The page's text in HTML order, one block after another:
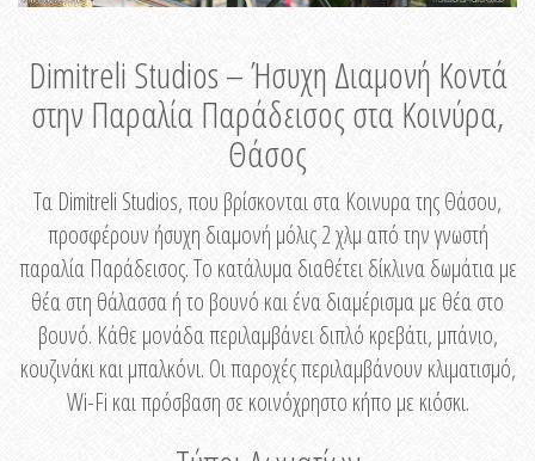
Dimitreli Studios – Ήσυχη Διαμονή Κοντά
στην Παραλία Παράδεισος στα Κοινύρα,
Θάσος
Τα Dimitreli Studios, που βρίσκονται στα Κοινυρα της Θάσου,
προσφέρουν ήσυχη διαμονή μόλις 2 χλμ από την γνωστή
παραλία Παράδεισος. Το κατάλυμα διαθέτει δίκλινα δωμάτια με
θέα στη θάλασσα ή το βουνό και ένα διαμέρισμα με θέα στο
βουνό. Κάθε μονάδα περιλαμβάνει διπλό κρεβάτι, μπάνιο,
κουζινάκι και μπαλκόνι. Οι παροχές περιλαμβάνουν κλιματισμό,
Wi-Fi και πρόσβαση σε κοινόχρηστο κήπο με κιόσκι.